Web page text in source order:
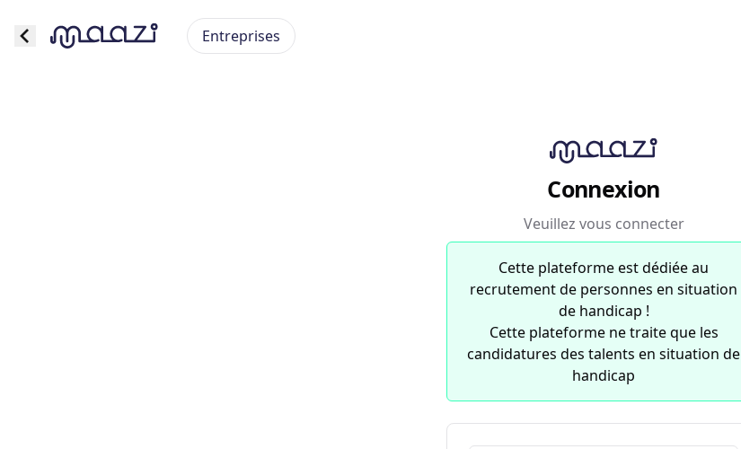
Entreprises
Connexion
Veuillez vous connecter
Cette plateforme est dédiée au
recrutement de personnes en situation
de handicap !
Cette plateforme ne traite que les
candidatures des talents en situation de
handicap